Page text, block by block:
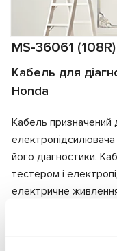
MS-36061 (108R)
Кабель для
Honda
Кабель призначений
його діагностики.
тестером і
електричне
роз'ємів кабеля та